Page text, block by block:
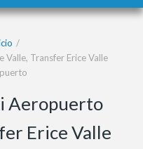
Transfer Erice Valle
Aeropuerto
Erice Valle